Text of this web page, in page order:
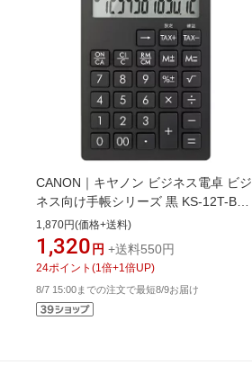
CANON｜キヤノン ビジネス電卓 ビジ
ネス向け手帳シリーズ 黒 KS-12T-BK
[12桁][KS12TBKSOB]
1,870円(価格+送料)
1,320 円 +送料550円
24ポイント (1 倍+1 倍UP)
8/7 15:00までの注文で最短8/9お届け